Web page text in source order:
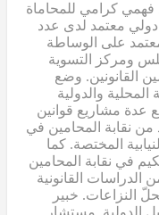
كرامي للمحاماة
معتمد لدى عدد
على الوساطة
ومركز التسوية
القانونين. وضع
والدولية
عدة مشاريع قوانين
من نقابة المحامين في
المختصة. كما
في نقابة المحامين
القانونية
النزاعات. خبير
الدولية. مستشار